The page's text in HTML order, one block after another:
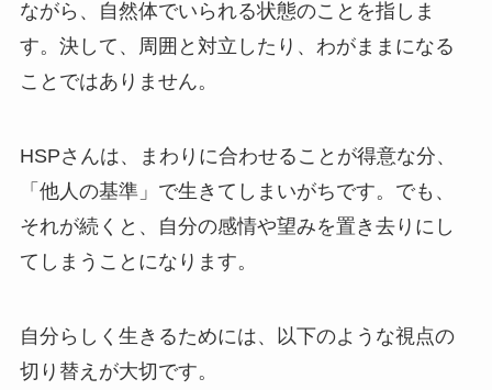
ながら、自然体でいられる状態のことを指しま
す。決して、周囲と対立したり、わがままになる
ことではありません。
HSPさんは、まわりに合わせることが得意な分、
「他人の基準」で生きてしまいがちです。でも、
それが続くと、自分の感情や望みを置き去りにし
てしまうことになります。
自分らしく生きるためには、以下のような視点の
切り替えが大切です。